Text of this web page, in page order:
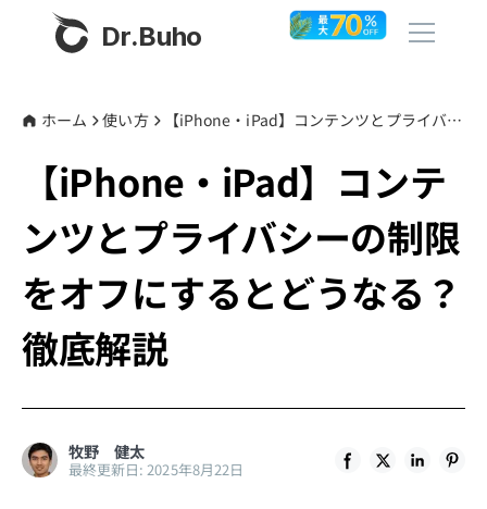
Dr.Buho
製品
BuhoCleaner
BuhoRepair
BuhoNTFS
ストア
Dr.Buhoについて
サポート
ホーム 使い方 【iPhone・iPad】コンテンツとプライバシーの制限をオフにするとどうなる？徹底解説
【iPhone・iPad】コンテ
ンツとプライバシーの制限
をオフにするとどうなる？
徹底解説
牧野 健太
最終更新日: 2025年8月22日